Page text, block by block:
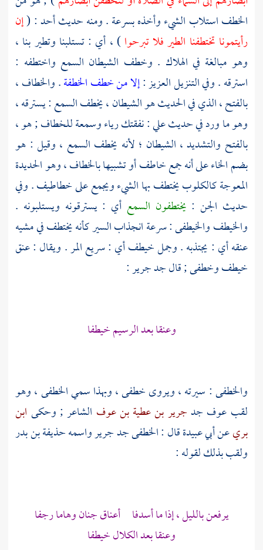
الخطف استلاب الشيء وأخذه بسرعة . ومنه حديث أحد : (إن
رأيتمونا تختطفنا الطير فلا تبرحوا) ، أي : تستلبنا وتطير بنا ،
وهو مبالغة في الهلاك . وخطف الشيطان السمع واختطفه :
استرقه . وفي التنزيل العزيز :إلا من خطف الخطفة. والخطاف ،
بالفتح ، الذي في الحديث هو الشيطان ، يخطف السمع : يسترقه ،
وهو ما ورد في حديثعلي: نفقتك رياء وسمعة للخطاف ; هو ،
بالفتح والتشديد ، الشيطان ؛ لأنه يخطف السمع ، وقيل : هو
بضم الخاء على أنه جمع خاطف أو تشبيها بالخطاف ، وهو الحديدة
المعوجة كالكلوب يختطف بها الشيء ويجمع على خطاطيف . وفي
حديث الجن : يختطفون السمع أي : يسترقونه ويستلبونه .
والخيطف والخيطفى : سرعة انجذاب السير كأنه يختطف في مشيه
عنقه أي : يجتذبه . وجمل خيطف أي : سريع المر . ويقال : عنق
خيطف وخطفى ; قال جدجرير:
وعنقا بعد الرسيم خيطفا
والخطفى : سيرته ، ويروى خطفى ، وبهذا سمي الخطفى ، وهو
لقب عوف جدجرير بن عطية بن عوف الشاعر ; وحكى ابن
بريعنأبي عبيدةقال : الخطفى جدجريرواسمهحذيفة بن بدر
ولقب بذلك لقوله :
يرفعن بالليل ، إذا ما أسدفا أعناق جنان وهاما رجفا
وعنقا بعد الكلال خيطفا